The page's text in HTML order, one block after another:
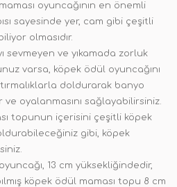
oyuncağının en önemli
sayesinde yer, cam gibi çeşitli
olmasıdır.
sevmeyen ve yıkamada zorluk
varsa, köpek ödül oyuncağını
doldurarak banyo
oyalanmasını sağlayabilirsiniz.
topunun içerisini çeşitli köpek
gibi, köpek
13 cm yüksekliğindedir,
köpek ödül maması topu 8 cm